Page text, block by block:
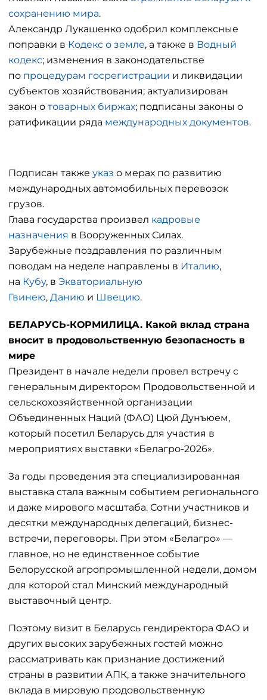
сохранению мира.
Александр Лукашенко одобрил комплексные
поправки в Кодекс о земле, а также в Водный
кодекс; изменения в законодательстве
по процедурам госрегистрации и ликвидации
субъектов хозяйствования; актуализирован
закон о товарных биржах; подписаны законы о
ратификации ряда международных документов.
Подписан также указ о мерах по развитию
международных автомобильных перевозок
грузов.
Глава государства произвел кадровые
назначения в Вооруженных Силах.
Зарубежные поздравления по различным
поводам на неделе направлены в Италию,
на Кубу, в Экваториальную
Гвинею, Данию и Швецию.
БЕЛАРУСЬ-КОРМИЛИЦА. Какой вклад страна
вносит в продовольственную безопасность в
мире
Президент в начале недели провел встречу с
генеральным директором Продовольственной и
сельскохозяйственной организации
Объединенных Наций (ФАО) Цюй Дунъюем,
который посетил Беларусь для участия в
мероприятиях выставки «Белагро-2026».
За годы проведения эта специализированная
выставка стала важным событием регионального
и даже мирового масштаба. Сотни участников и
десятки международных делегаций, бизнес-
встречи, переговоры. При этом «Белагро» —
главное, но не единственное событие
Белорусской агропромышленной недели, домом
для которой стал Минский международный
выставочный центр.
Поэтому визит в Беларусь гендиректора ФАО и
других высоких зарубежных гостей можно
рассматривать как признание достижений
страны в развитии АПК, а также значительного
вклада в мировую продовольственную